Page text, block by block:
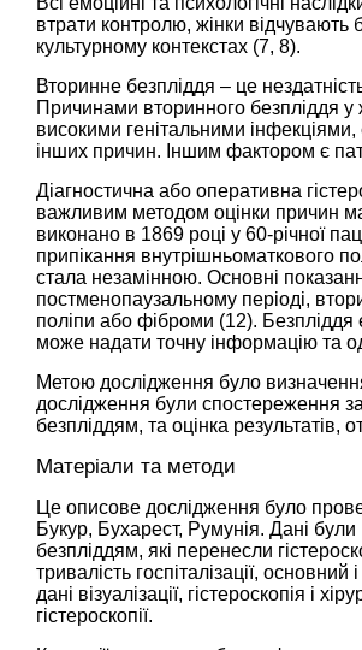
втрати контролю, жінки відчувають
культурному контекстах (7, 8).
Вторинне безпліддя – це
Причинами вторинного безпліддя у
високими генітальними
інших причин. Іншим фактором є
Діагностична або оперативна
важливим методом оцінки причин
виконано в 1869 році у 60-річної
припікання внутрішньоматкового
стала незамінною. Основні
постменопаузальному періоді,
поліпи або фіброми (12). Безпліддя
може надати точну інформацію та
Метою дослідження було
дослідження були спостереження
безпліддям, та оцінка результатів,
Матеріали та методи
Це описове дослідження було
Букур, Бухарест, Румунія. Дані
безпліддям, які перенесли
тривалість госпіталізації,
дані візуалізації, гістероскопія і
гістероскопії.